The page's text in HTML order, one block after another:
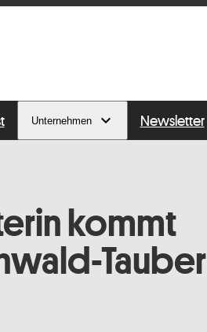
Unternehmen Newsletter
kommt
Tauber